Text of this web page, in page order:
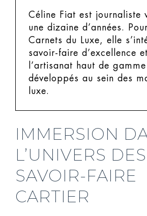
Céline Fiat est journaliste
une dizaine d’années.
Carnets du Luxe, elle
savoir-faire d’excellence
l’artisanat haut de gamme
développés au sein des
luxe.
IMMERSION
L’UNIVERS DES
SAVOIR-FAIRE
CARTIER